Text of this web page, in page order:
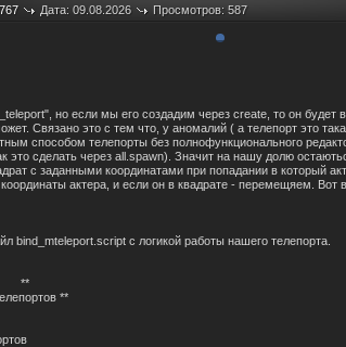
Дата: 09.08.2026 Просмотров: 587
но если мы его создадим через create, то он будет
Связано это с тем что, у аномалий ( а телепорт это
способом телепорты без полнофункционального
это сделать через all.spawn). Значит на нашу долю
с заданными координатами при попадании в который
актера, и если он в квадрате - перемещяем. Вот
bind_mteleport.script с логикой работы нашего телепорта.
**
**